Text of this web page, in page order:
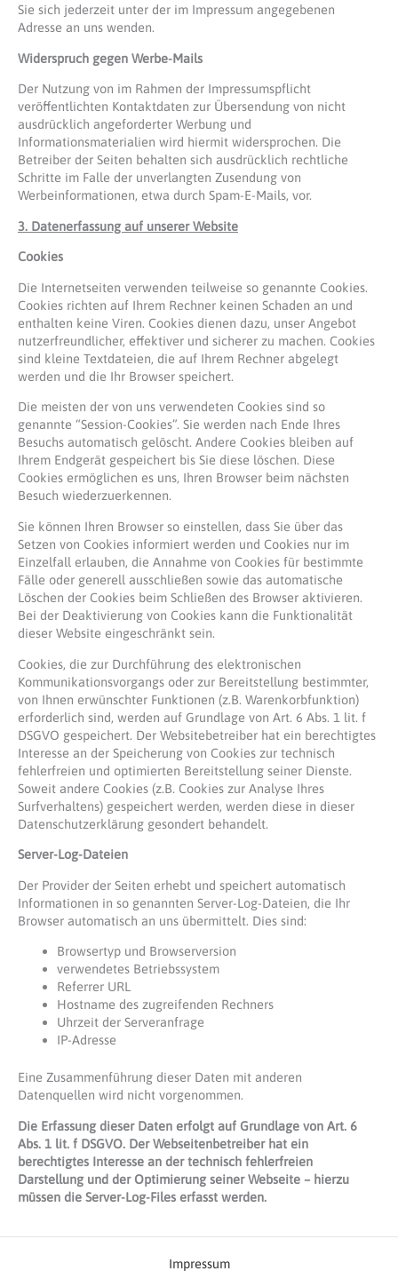
Sie sich jederzeit unter der im Impressum angegebenen
Adresse an uns wenden.
Widerspruch gegen Werbe-Mails
Der Nutzung von im Rahmen der Impressumspflicht
veröffentlichten Kontaktdaten zur Übersendung von nicht
ausdrücklich angeforderter Werbung und
Informationsmaterialien wird hiermit widersprochen. Die
Betreiber der Seiten behalten sich ausdrücklich rechtliche
Schritte im Falle der unverlangten Zusendung von
Werbeinformationen, etwa durch Spam-E-Mails, vor.
3. Datenerfassung auf unserer Website
Cookies
Die Internetseiten verwenden teilweise so genannte Cookies.
Cookies richten auf Ihrem Rechner keinen Schaden an und
enthalten keine Viren. Cookies dienen dazu, unser Angebot
nutzerfreundlicher, effektiver und sicherer zu machen. Cookies
sind kleine Textdateien, die auf Ihrem Rechner abgelegt
werden und die Ihr Browser speichert.
Die meisten der von uns verwendeten Cookies sind so
genannte “Session-Cookies”. Sie werden nach Ende Ihres
Besuchs automatisch gelöscht. Andere Cookies bleiben auf
Ihrem Endgerät gespeichert bis Sie diese löschen. Diese
Cookies ermöglichen es uns, Ihren Browser beim nächsten
Besuch wiederzuerkennen.
Sie können Ihren Browser so einstellen, dass Sie über das
Setzen von Cookies informiert werden und Cookies nur im
Einzelfall erlauben, die Annahme von Cookies für bestimmte
Fälle oder generell ausschließen sowie das automatische
Löschen der Cookies beim Schließen des Browser aktivieren.
Bei der Deaktivierung von Cookies kann die Funktionalität
dieser Website eingeschränkt sein.
Cookies, die zur Durchführung des elektronischen
Kommunikationsvorgangs oder zur Bereitstellung bestimmter,
von Ihnen erwünschter Funktionen (z.B. Warenkorbfunktion)
erforderlich sind, werden auf Grundlage von Art. 6 Abs. 1 lit. f
DSGVO gespeichert. Der Websitebetreiber hat ein berechtigtes
Interesse an der Speicherung von Cookies zur technisch
fehlerfreien und optimierten Bereitstellung seiner Dienste.
Soweit andere Cookies (z.B. Cookies zur Analyse Ihres
Surfverhaltens) gespeichert werden, werden diese in dieser
Datenschutzerklärung gesondert behandelt.
Server-Log-Dateien
Der Provider der Seiten erhebt und speichert automatisch
Informationen in so genannten Server-Log-Dateien, die Ihr
Browser automatisch an uns übermittelt. Dies sind:
Browsertyp und Browserversion
verwendetes Betriebssystem
Referrer URL
Hostname des zugreifenden Rechners
Uhrzeit der Serveranfrage
IP-Adresse
Eine Zusammenführung dieser Daten mit anderen
Datenquellen wird nicht vorgenommen.
Die Erfassung dieser Daten erfolgt auf Grundlage von Art. 6
Abs. 1 lit. f DSGVO. Der Webseitenbetreiber hat ein
berechtigtes Interesse an der technisch fehlerfreien
Darstellung und der Optimierung seiner Webseite – hierzu
müssen die Server-Log-Files erfasst werden.
Impressum